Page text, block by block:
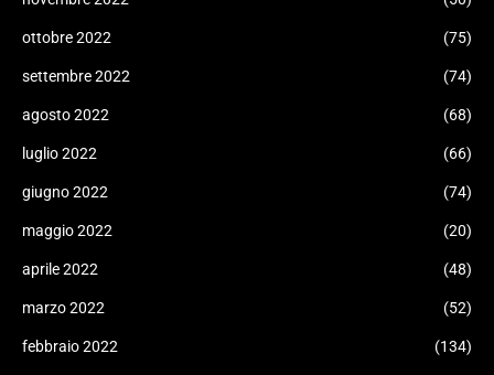
ottobre 2022 (75)
settembre 2022 (74)
agosto 2022 (68)
luglio 2022 (66)
giugno 2022 (74)
maggio 2022 (20)
aprile 2022 (48)
marzo 2022 (52)
febbraio 2022 (134)